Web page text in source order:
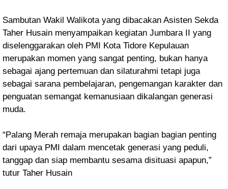
Sambutan Wakil Walikota yang dibacakan Asisten Sekda
Taher Husain menyampaikan kegiatan Jumbara II yang
diselenggarakan oleh PMI Kota Tidore Kepulauan
merupakan momen yang sangat penting, bukan hanya
sebagai ajang pertemuan dan silaturahmi tetapi juga
sebagai sarana pembelajaran, pengemangan karakter dan
penguatan semangat kemanusiaan dikalangan generasi
muda.
“Palang Merah remaja merupakan bagian bagian penting
dari upaya PMI dalam mencetak generasi yang peduli,
tanggap dan siap membantu sesama disituasi apapun,”
tutur Taher Husain